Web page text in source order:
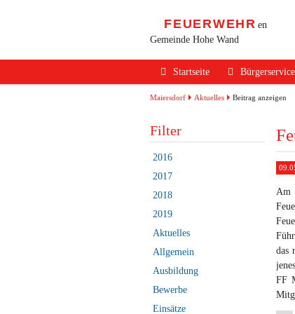
FEUERWEHR en
Gemeinde Hohe Wand
überspringen
Startseite Bürgerservice
Alarmierung
Sicherheits
Erste Hilfe
Rechtliches
Beitritt zur FF
Maiersdorf Aktuelles Beitrag anzeigen
Am
das
FF
Filter
2016
2017
2018
2019
Aktuelles
Allgemein
Ausbildung
Bewerbe
Einsätze